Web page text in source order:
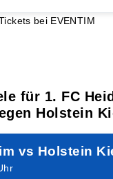
bei EVENTIM
für 1. FC
Holstein
vs Holstein